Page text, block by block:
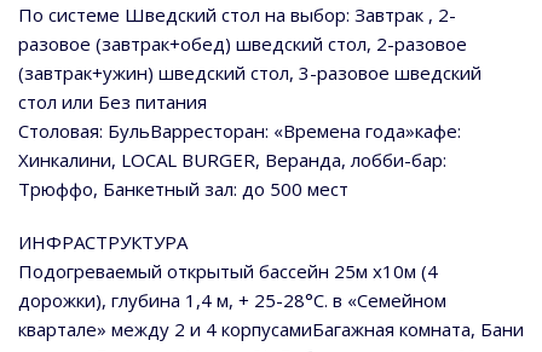
По системе Шведский стол на выбор: Завтрак , 2-
разовое (завтрак+обед) шведский стол, 2-разовое
(завтрак+ужин) шведский стол, 3-разовое шведский
стол или Без питания
Столовая: БульВарресторан: «Времена года»кафе:
Хинкалини, LOCAL BURGER, Веранда, лобби-бар:
Трюффо, Банкетный зал: до 500 мест
ИНФРАСТРУКТУРА
Подогреваемый открытый бассейн 25м х10м (4
дорожки), глубина 1,4 м, + 25-28°С. в «Семейном
квартале» между 2 и 4 корпусамиБагажная комната, Бани